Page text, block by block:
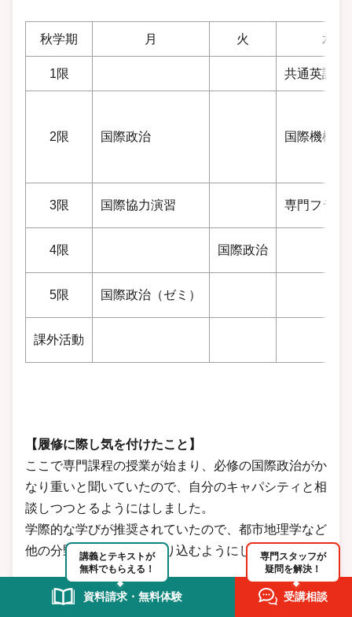
秋学期 月 火 水
1限 共通英語
2限 国際政治 国際機構Ⅰ
3限 国際協力演習 専門フラン
4限 国際政治
5限 国際政治（ゼミ）
課外活動
【履修に際し気を付けたこと】
ここで専門課程の授業が始まり、必修の国際政治がか
なり重いと聞いていたので、自分のキャパシティと相
談しつつとるようにはしました。
学際的な学びが推奨されていたので、都市地理学など
他の分野の授業を多く盛り込むようにしました。
3年時の履修
講義とテキストが
無料でもらえる！
資料請求・無料体験
専門スタッフが
疑問を解決！
受講相談